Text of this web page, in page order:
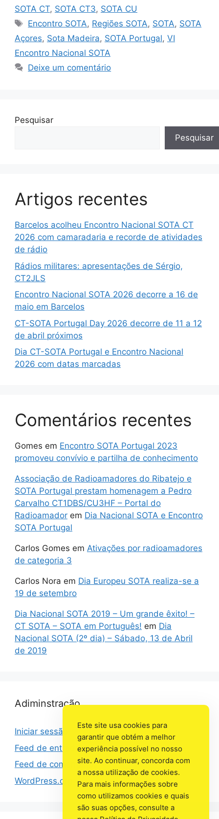
SOTA CT, SOTA CT3, SOTA CU
Etiquetas
Encontro SOTA, Regiões SOTA, SOTA, SOTA
Açores, Sota Madeira, SOTA Portugal, VI
Encontro Nacional SOTA
Deixe um comentário
Pesquisar
Pesquisar
Artigos recentes
Barcelos acolheu Encontro Nacional SOTA CT
2026 com camaradaria e recorde de atividades
de rádio
Rádios militares: apresentações de Sérgio,
CT2JLS
Encontro Nacional SOTA 2026 decorre a 16 de
maio em Barcelos
CT-SOTA Portugal Day 2026 decorre de 11 a 12
de abril próximos
Dia CT-SOTA Portugal e Encontro Nacional
2026 com datas marcadas
Comentários recentes
Gomes em Encontro SOTA Portugal 2023
promoveu convívio e partilha de conhecimento
Associação de Radioamadores do Ribatejo e
SOTA Portugal prestam homenagem a Pedro
Carvalho CT1DBS/CU3HF – Portal do
Radioamador em Dia Nacional SOTA e Encontro
SOTA Portugal
Carlos Gomes em Ativações por radioamadores
de categoria 3
Carlos Nora em Dia Europeu SOTA realiza-se a
19 de setembro
Dia Nacional SOTA 2019 – Um grande êxito! –
CT SOTA – SOTA em Português! em Dia
Nacional SOTA (2º dia) – Sábado, 13 de Abril
de 2019
Adiminstração
Iniciar sessão
Feed de entradas
Feed de comentários
WordPress.org
Este site usa cookies para
garantir que obtém a melhor
experiência possível no nosso
site. Ao continuar, concorda com
a nossa utilização de cookies.
Para mais informações sobre
como utilizamos cookies e quais
são suas opções, consulte a